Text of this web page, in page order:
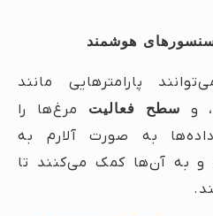
هوشمند
پارامترهایی مانند
، و سطح فعالیت
مرغ‌ها را
داده‌ها به صورت آلارم به
و به آن‌ها کمک می‌کنند تا